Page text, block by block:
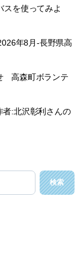
スを使ってみよ
年8月-長野県高
高森町ボランテ
者:北沢彰利さんの